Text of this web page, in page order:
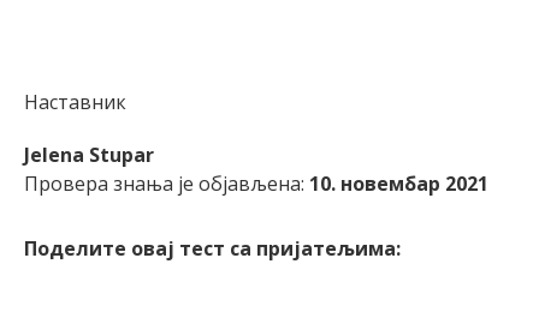
Наставник
Jelena Stupar
Провера знања је објављена: 10. новембар 2021
Поделите овај тест са пријатељима: